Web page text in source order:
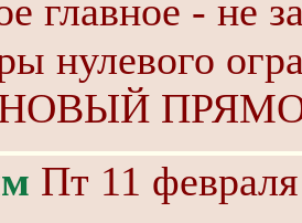
главное - не
нулевого
Пт 11